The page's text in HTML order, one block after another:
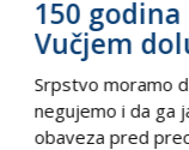
150
Vučjem
Srpstvo moramo
negujemo i da ga
obaveza pred